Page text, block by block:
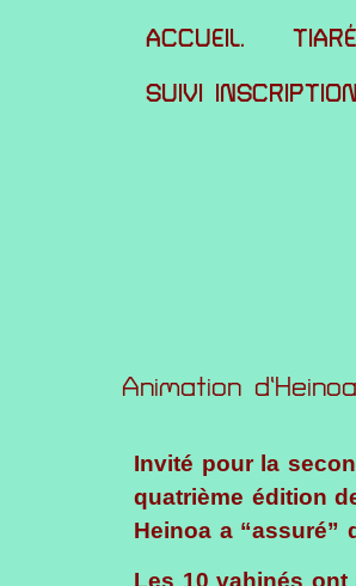
ACCUEIL.
SUIVI
Animation
Invité pour la
quatrième édition
Heinoa a “assuré”